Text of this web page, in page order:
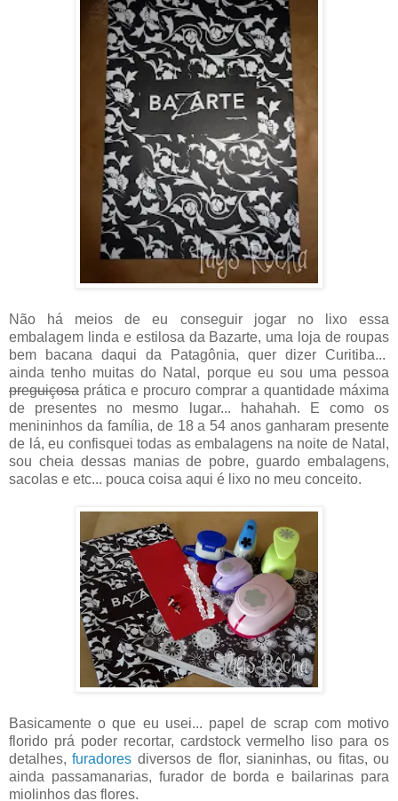
Não há meios de eu conseguir jogar no lixo essa
embalagem linda e estilosa da Bazarte, uma loja de roupas
bem bacana daqui da Patagônia, quer dizer Curitiba...
ainda tenho muitas do Natal, porque eu sou uma pessoa
preguiçosa prática e procuro comprar a quantidade máxima
de presentes no mesmo lugar... hahahah. E como os
menininhos da família, de 18 a 54 anos ganharam presente
de lá, eu confisquei todas as embalagens na noite de Natal,
sou cheia dessas manias de pobre, guardo embalagens,
sacolas e etc... pouca coisa aqui é lixo no meu conceito.
Basicamente o que eu usei... papel de scrap com motivo
florido prá poder recortar, cardstock vermelho liso para os
detalhes,furadores diversos de flor, sianinhas, ou fitas, ou
ainda passamanarias, furador de borda e bailarinas para
miolinhos das flores.